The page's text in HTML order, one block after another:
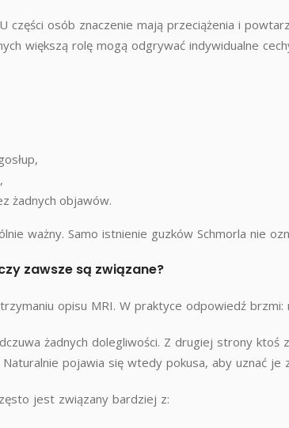
części osób znaczenie mają przeciążenia i
większą rolę mogą odgrywać indywidualne
żadnych objawów.
ważny. Samo istnienie guzków Schmorla nie
zawsze są związane?
opisu MRI. W praktyce odpowiedź brzmi:
żadnych dolegliwości. Z drugiej strony
pojawia się wtedy pokusa, aby uznać je
jest związany bardziej z: